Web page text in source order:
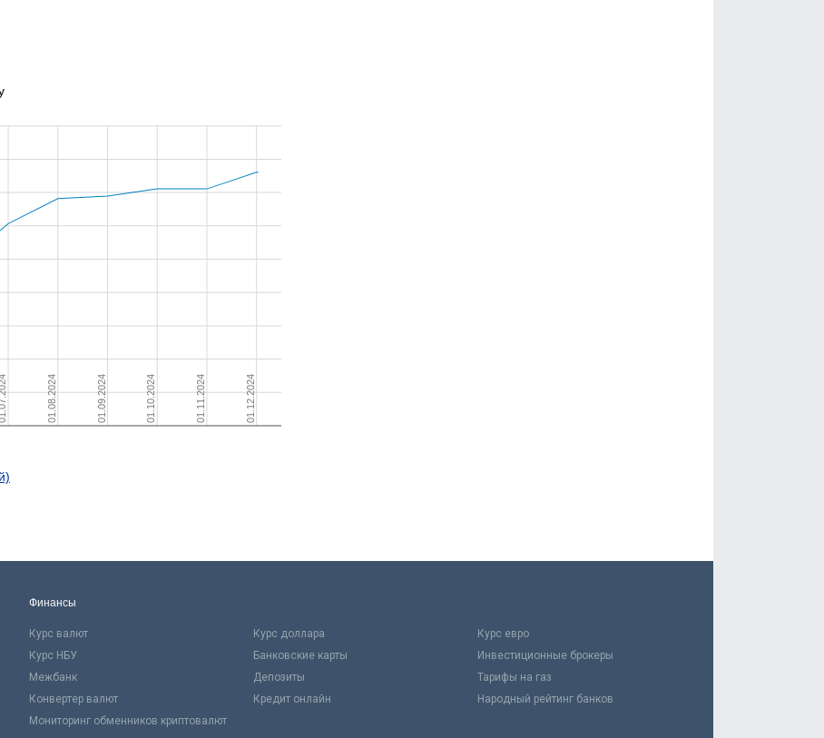
Финансы
Курс валют Курс доллара
Курс евро
Курс НБУ
Банковские карты
Инвестиционные брокеры
Межбанк
Депозиты
Тарифы на газ
Конвертер валют
Кредит онлайн
Народный рейтинг банков
Мониторинг обменников криптовалют